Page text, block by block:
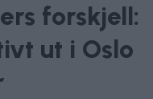
forskjell:
ut i Oslo